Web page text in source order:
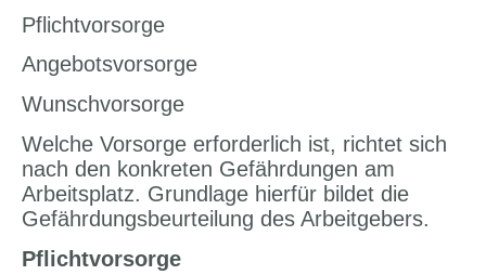
Pflichtvorsorge
Angebotsvorsorge
Wunschvorsorge
Welche Vorsorge erforderlich ist, richtet sich
nach den konkreten Gefährdungen am
Arbeitsplatz. Grundlage hierfür bildet die
Gefährdungsbeurteilung des Arbeitgebers.
Pflichtvorsorge